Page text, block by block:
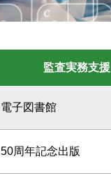
監査実務支援
電子図書館
50周年記念出版